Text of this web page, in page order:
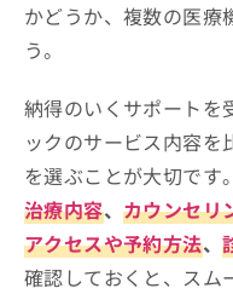
かどうか、複数の医療
う。
納得のいくサポートを
ックのサービス内容を
を選ぶことが大切です。
治療内容、 カウンセリ
アクセスや予約方法、
確認しておくと、スム